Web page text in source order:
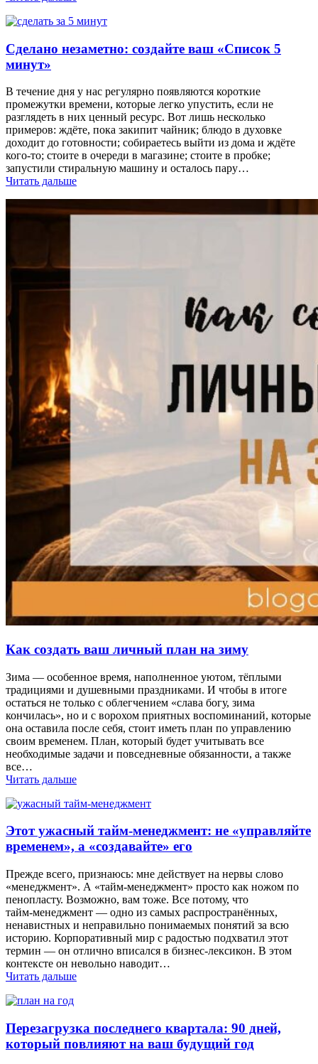
Сделано незаметно: создайте ваш «Список 5
минут»
В течение дня у нас регулярно появляются короткие
промежутки времени, которые легко упустить, если не
разглядеть в них ценный ресурс. Вот лишь несколько
примеров: ждёте, пока закипит чайник; блюдо в духовке
доходит до готовности; собираетесь выйти из дома и ждёте
кого‑то; стоите в очереди в магазине; стоите в пробке;
запустили стиральную машину и осталось пару…
Читать дальше
Как создать ваш личный план на зиму
Зима — особенное время, наполненное уютом, тёплыми
традициями и душевными праздниками. И чтобы в итоге
остаться не только с облегчением «слава богу, зима
кончилась», но и с ворохом приятных воспоминаний, которые
она оставила после себя, стоит иметь план по управлению
своим временем. План, который будет учитывать все
необходимые задачи и повседневные обязанности, а также
все…
Читать дальше
Этот ужасный тайм-менеджмент: не «управляйте
временем», а «создавайте» его
Прежде всего, признаюсь: мне действует на нервы слово
«менеджмент». А «тайм-менеджмент» просто как ножом по
пенопласту. Возможно, вам тоже. Все потому, что
тайм‑менеджмент — одно из самых распространённых,
ненавистных и неправильно понимаемых понятий за всю
историю. Корпоративный мир с радостью подхватил этот
термин — он отлично вписался в бизнес‑лексикон. В этом
контексте он невольно наводит…
Читать дальше
Перезагрузка последнего квартала: 90 дней,
который повлияют на ваш будущий год